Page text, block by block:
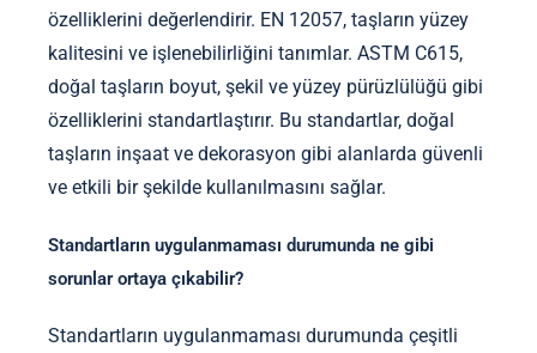
özelliklerini değerlendirir. EN 12057, taşların yüzey
kalitesini ve işlenebilirliğini tanımlar. ASTM C615,
doğal taşların boyut, şekil ve yüzey pürüzlülüğü gibi
özelliklerini standartlaştırır. Bu standartlar, doğal
taşların inşaat ve dekorasyon gibi alanlarda güvenli
ve etkili bir şekilde kullanılmasını sağlar.
Standartların uygulanmaması durumunda ne gibi
sorunlar ortaya çıkabilir?
Standartların uygulanmaması durumunda çeşitli